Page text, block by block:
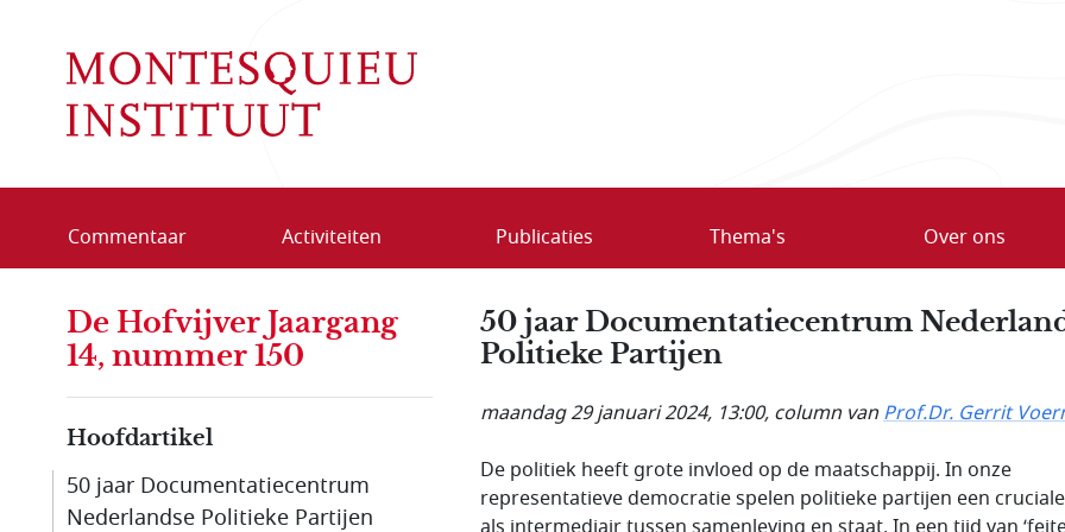
Commentaar Activiteiten Publicaties Thema's Over ons
50 jaar Documentatie­centrum
Politieke Partijen
maandag 29 januari 2024, 13:00, column vanProf.Dr. Gerrit
De politiek heeft grote invloed op de maatschappij. In onze
representatieve democratie spelen politieke partijen een
De Hofvijver Jaargang
14, nummer 150
Hoofdartikel
50 jaar Documentatie­centrum
Nederlandse Politieke Partijen